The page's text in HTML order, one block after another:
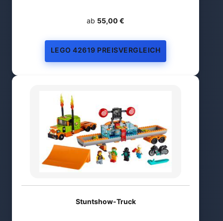
ab 55,00 €
LEGO 42619 PREISVERGLEICH
Stuntshow-Truck